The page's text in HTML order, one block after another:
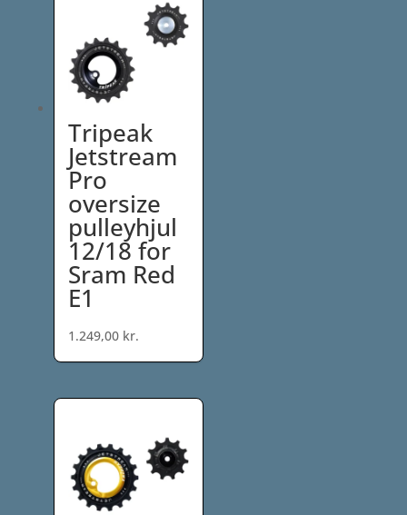
Tripeak
Jetstream
Pro
oversize
pulleyhjul
12/18 for
Sram Red
E1
1.249,00 kr.